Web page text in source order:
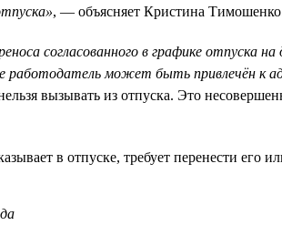
, — объясняет Кристина
согласованного в графике отпуска
работодатель может быть привлечён к
вызывать из отпуска. Это
в отпуске, требует перенести